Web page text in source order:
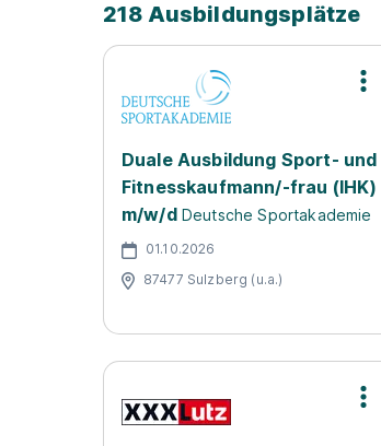
218 Ausbildungsplätze
Duale Ausbildung Sport- und
Fitnesskaufmann/-frau (IHK)
m/w/d Deutsche Sportakademie
01.10.2026
87477 Sulzberg (u.a.)